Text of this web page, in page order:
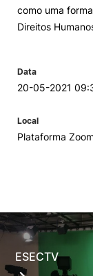
como uma
Direitos
Data
20-05-2021
Local
Plataforma
ESECTV